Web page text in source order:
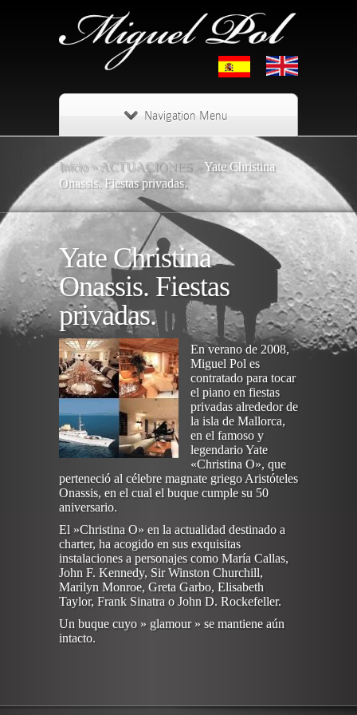
Navigation Menu
Inicio »ACTUACIONES »Yate Christina
Onassis. Fiestas privadas.
Yate Christina
Onassis. Fiestas
privadas.
En verano de 2008,
Miguel Pol es
contratado para tocar
el piano en fiestas
privadas alrededor de
la isla de Mallorca,
en el famoso y
legendario Yate
«Christina O», que
perteneció al célebre magnate griego Aristóteles
Onassis, en el cual el buque cumple su 50
aniversario.
El »Christina O» en la actualidad destinado a
charter, ha acogido en sus exquisitas
instalaciones a personajes como María Callas,
John F. Kennedy, Sir Winston Churchill,
Marilyn Monroe, Greta Garbo, Elisabeth
Taylor, Frank Sinatra o John D. Rockefeller.
Un buque cuyo » glamour » se mantiene aún
intacto.